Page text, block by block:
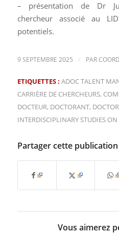
– présentation de Dr
chercheur associé au
potentiels.
9 SEPTEMBRE 2025 / PAR
ETIQUETTES : ADOC TALENT
CARRIÈRE DE CHERCHEURS,
DOCTEUR, DOCTORANT,
INTERDISCIPLINARY STUDIES
Partager cette publication
Vous aimerez